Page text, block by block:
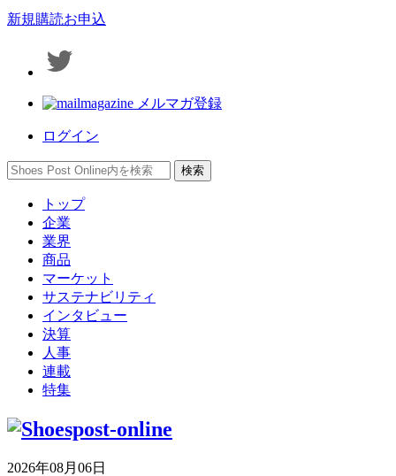
新規購読お申込
メルマガ登録
ログイン
トップ
企業
業界
商品
マーケット
サステナビリティ
インタビュー
決算
人事
連載
特集
2026年08月06日